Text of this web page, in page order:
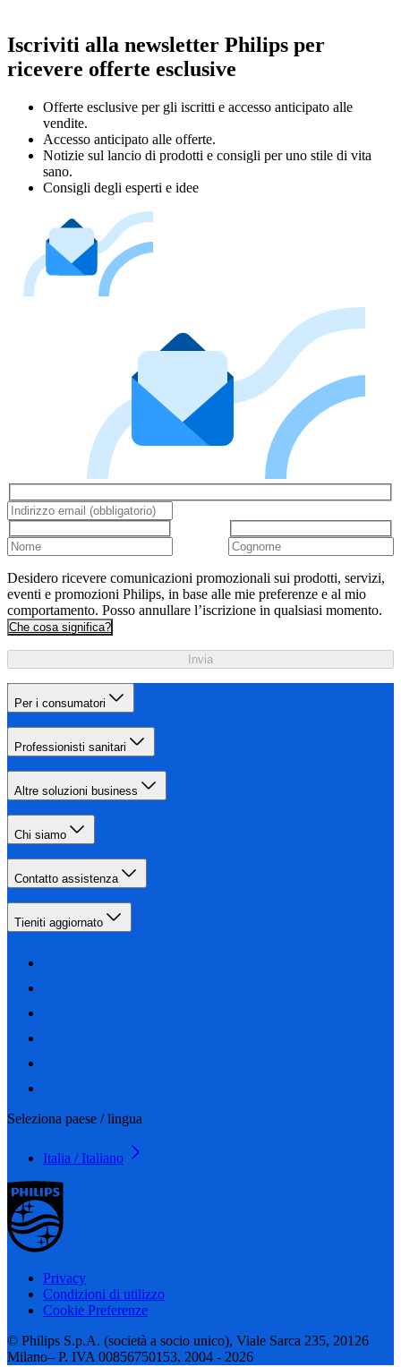
Iscriviti alla newsletter Philips per
ricevere offerte esclusive
Offerte esclusive per gli iscritti e accesso anticipato alle
vendite.
Accesso anticipato alle offerte.
Notizie sul lancio di prodotti e consigli per uno stile di vita
sano.
Consigli degli esperti e idee
Desidero ricevere comunicazioni promozionali sui prodotti, servizi,
eventi e promozioni Philips, in base alle mie preferenze e al mio
comportamento. Posso annullare l’iscrizione in qualsiasi momento.
Che cosa significa?
Invia
Per i consumatori
Professionisti sanitari
Altre soluzioni business
Chi siamo
Contatto assistenza
Tieniti aggiornato
Seleziona paese / lingua
Italia / Italiano
Privacy
Condizioni di utilizzo
Cookie Preferenze
© Philips S.p.A. (società a socio unico), Viale Sarca 235, 20126
Milano– P. IVA 00856750153, 2004 - 2026